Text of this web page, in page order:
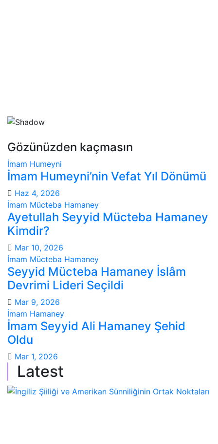
Gözünüzden kaçmasın
İmam Humeyni
İmam Humeyni’nin Vefat Yıl Dönümü
Haz 4, 2026
İmam Mücteba Hamaney
Ayetullah Seyyid Mücteba Hamaney
Kimdir?
Mar 10, 2026
İmam Mücteba Hamaney
Seyyid Mücteba Hamaney İslâm
Devrimi Lideri Seçildi
Mar 9, 2026
İmam Hamaney
İmam Seyyid Ali Hamaney Şehid
Oldu
Mar 1, 2026
Latest